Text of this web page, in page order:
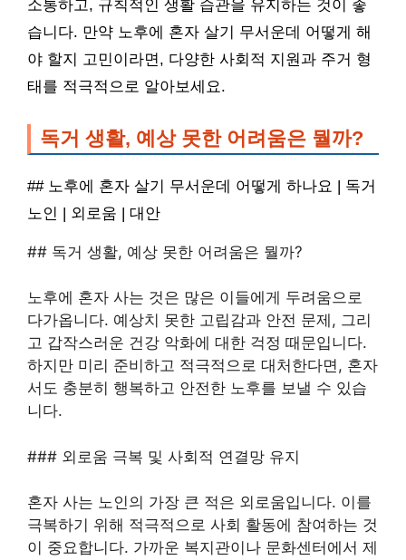
소통하고, 규칙적인 생활 습관을 유지하는 것이 좋
습니다. 만약 노후에 혼자 살기 무서운데 어떻게 해
야 할지 고민이라면, 다양한 사회적 지원과 주거 형
태를 적극적으로 알아보세요.
독거 생활, 예상 못한 어려움은 뭘까?
## 노후에 혼자 살기 무서운데 어떻게 하나요 | 독거
노인 | 외로움 | 대안
## 독거 생활, 예상 못한 어려움은 뭘까?
노후에 혼자 사는 것은 많은 이들에게 두려움으로
다가옵니다. 예상치 못한 고립감과 안전 문제, 그리
고 갑작스러운 건강 악화에 대한 걱정 때문입니다.
하지만 미리 준비하고 적극적으로 대처한다면, 혼자
서도 충분히 행복하고 안전한 노후를 보낼 수 있습
니다.
### 외로움 극복 및 사회적 연결망 유지
혼자 사는 노인의 가장 큰 적은 외로움입니다. 이를
극복하기 위해 적극적으로 사회 활동에 참여하는 것
이 중요합니다. 가까운 복지관이나 문화센터에서 제